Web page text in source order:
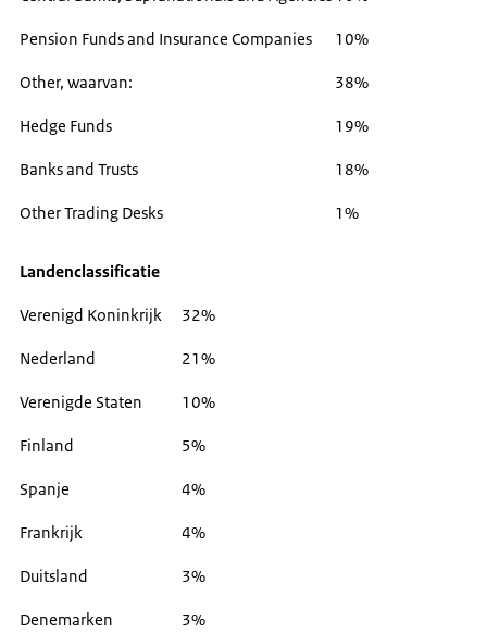
Pension Funds and Insurance Companies 10%
Other, waarvan: 38%
Hedge Funds 19%
Banks and Trusts 18%
Other Trading Desks 1%
Landenclassificatie
Verenigd Koninkrijk 32%
Nederland 21%
Verenigde Staten 10%
Finland 5%
Spanje 4%
Frankrijk 4%
Duitsland 3%
Denemarken 3%